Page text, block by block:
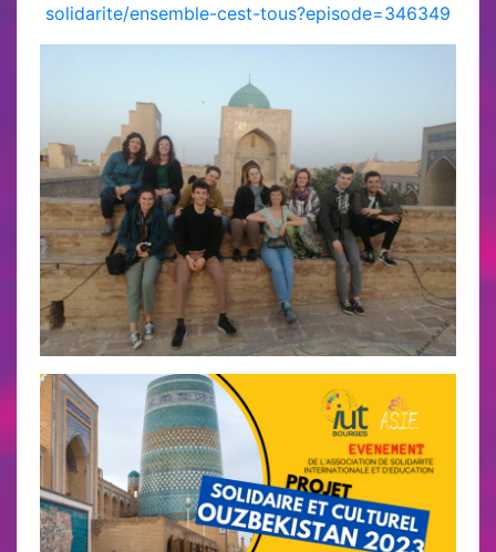
solidarite/ensemble-cest-tous?episode=346349